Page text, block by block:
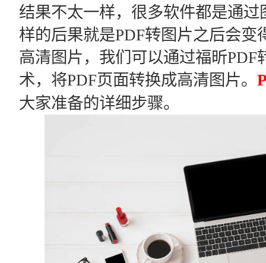
结果不太一样，很多软件都是通
样的后果就是PDF转图片之后会变
高清图片，我们可以通过福昕PDF
术，将PDF页面转换成高清图片。
大家准备的详细步骤。